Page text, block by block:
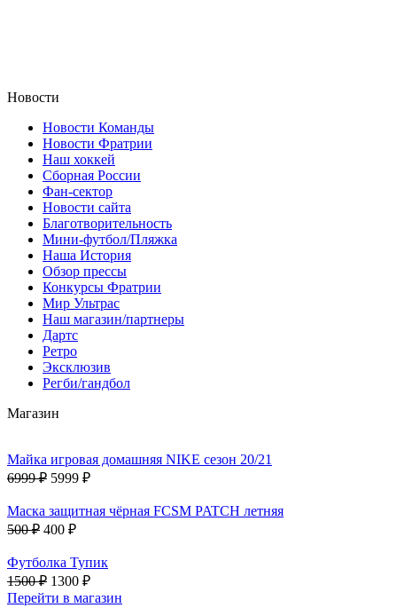
Новости
Новости Команды
Новости Фратрии
Наш хоккей
Сборная России
Фан-cектор
Новости сайта
Благотворительность
Мини-футбол/Пляжка
Наша История
Обзор прессы
Конкурсы Фратрии
Мир Ультрас
Наш магазин/партнеры
Дартс
Ретро
Эксклюзив
Регби/гандбол
Магазин
Майка игровая домашняя NIKE сезон 20/21
6999 ₽ 5999 ₽
Маска защитная чёрная FCSM PATCH летняя
500 ₽ 400 ₽
Футболка Тупик
1500 ₽ 1300 ₽
Перейти в магазин